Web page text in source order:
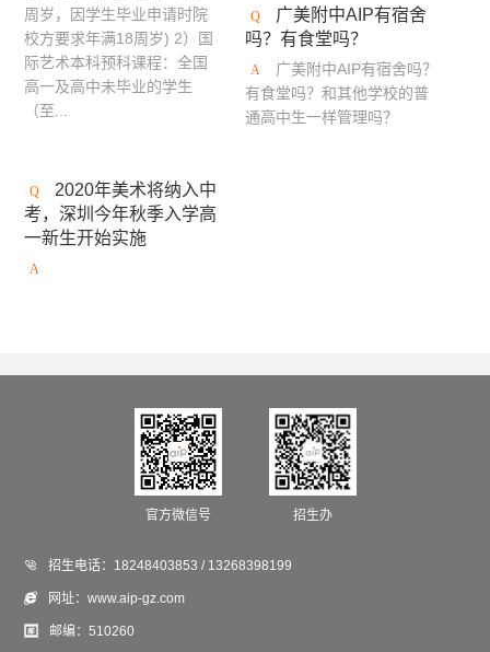
英国布莱顿大学 艾米丽卡尔艺术与设计大学
英国邓迪大学 京都艺术大学 罗切斯特理工学院
英国密德萨斯大学
美国缅因艺术学院
成安造形大学 中央圣马丁艺术与设计学院
澳门城市大学 法国高布兰学院
冲绳县立艺术大学
周岁，因学生毕业申请时院
校方要求年满18周岁) 2）国
际艺术本科预科课程：全国
高一及高中未毕业的学生
（至...
广美附中AIP有宿舍
吗？有食堂吗？
广美附中AIP有宿舍吗？
有食堂吗？和其他学校的普
通高中生一样管理吗？
2020年美术将纳入中
考，深圳今年秋季入学高
一新生开始实施
官方微信号 招生办
 招生电话： 18248403853 / 13268398199
 网址：www.aip-gz.com
 邮编：510260